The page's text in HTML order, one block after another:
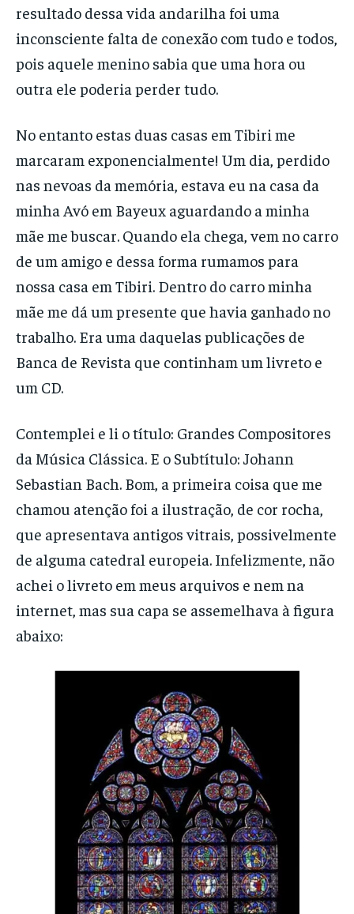
resultado dessa vida andarilha foi uma
inconsciente falta de conexão com tudo e todos,
pois aquele menino sabia que uma hora ou
outra ele poderia perder tudo.
No entanto estas duas casas em Tibiri me
marcaram exponencialmente! Um dia, perdido
nas nevoas da memória, estava eu na casa da
minha Avó em Bayeux aguardando a minha
mãe me buscar. Quando ela chega, vem no carro
de um amigo e dessa forma rumamos para
nossa casa em Tibiri. Dentro do carro minha
mãe me dá um presente que havia ganhado no
trabalho. Era uma daquelas publicações de
Banca de Revista que continham um livreto e
um CD.
Contemplei e li o título: Grandes Compositores
da Música Clássica. E o Subtítulo: Johann
Sebastian Bach. Bom, a primeira coisa que me
chamou atenção foi a ilustração, de cor rocha,
que apresentava antigos vitrais, possivelmente
de alguma catedral europeia. Infelizmente, não
achei o livreto em meus arquivos e nem na
internet, mas sua capa se assemelhava à figura
abaixo: